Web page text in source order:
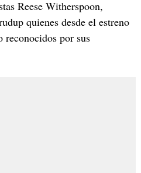
Reese Witherspoon,
quienes desde el estreno
reconocidos por sus